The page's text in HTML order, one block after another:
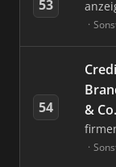
53
54
&